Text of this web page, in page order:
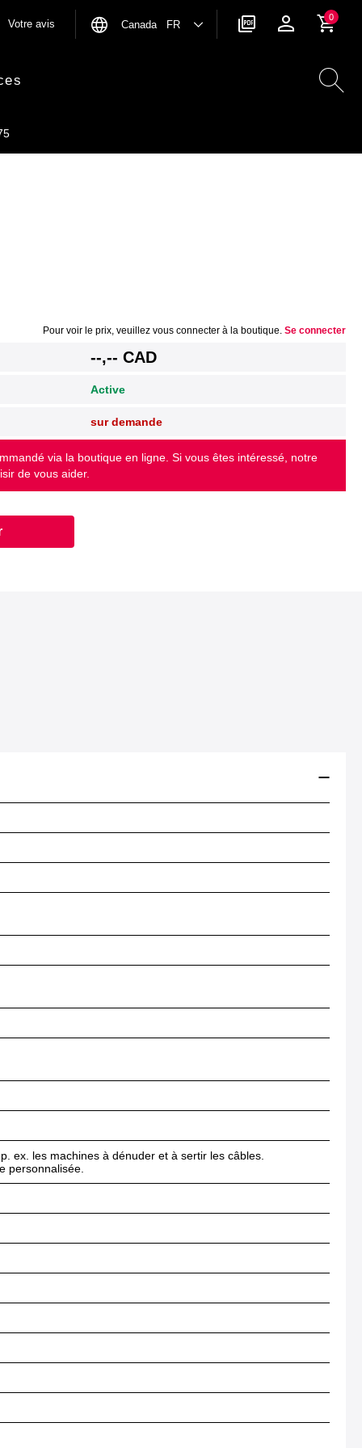
Votre avis Canada FR
0
Pour voir le prix, veuillez vous connecter à la boutique. Se connecter
--,-- CAD
Active
sur demande
via la boutique en ligne. Si vous êtes intéressé, notre
de vous aider.
ex. les machines à dénuder et à sertir les câbles.
personnalisée.